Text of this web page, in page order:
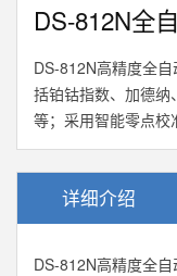
DS-812N全
DS-812N高精度全
括铂钴指数、加德纳
等；采用智能零点
详细介绍
DS-812N高精度全